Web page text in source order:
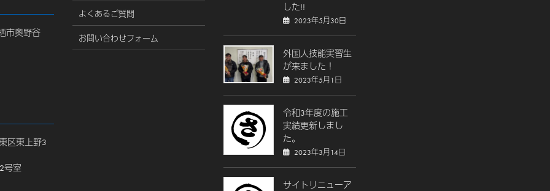
市奥野谷
区東上野3
号室
よくあるご質問
お問い合わせフォーム
した!!
2023年5月30日
外国人技能実習生
が来ました！
2023年5月1日
令和3年度の施工
実績更新しまし
た。
2023年3月14日
サイトリニューア